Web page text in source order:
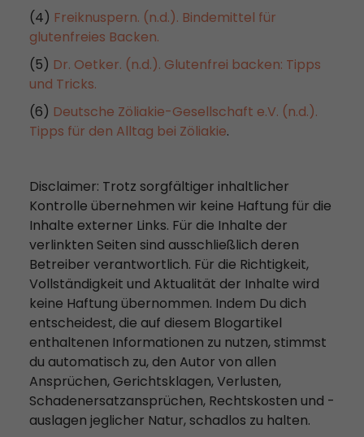
(4) Freiknuspern. (n.d.). Bindemittel für
glutenfreies Backen.
(5) Dr. Oetker. (n.d.). Glutenfrei backen: Tipps
und Tricks.
(6) Deutsche Zöliakie-Gesellschaft e.V. (n.d.).
Tipps für den Alltag bei Zöliakie.
Disclaimer: Trotz sorgfältiger inhaltlicher
Kontrolle übernehmen wir keine Haftung für die
Inhalte externer Links. Für die Inhalte der
verlinkten Seiten sind ausschließlich deren
Betreiber verantwortlich. Für die Richtigkeit,
Vollständigkeit und Aktualität der Inhalte wird
keine Haftung übernommen. Indem Du dich
entscheidest, die auf diesem Blogartikel
enthaltenen Informationen zu nutzen, stimmst
du automatisch zu, den Autor von allen
Ansprüchen, Gerichtsklagen, Verlusten,
Schadenersatzansprüchen, Rechtskosten und -
auslagen jeglicher Natur, schadlos zu halten.